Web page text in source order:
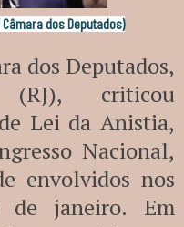
dos Deputados)
dos Deputados,
(RJ), criticou
Lei da Anistia,
Nacional,
envolvidos nos
janeiro. Em